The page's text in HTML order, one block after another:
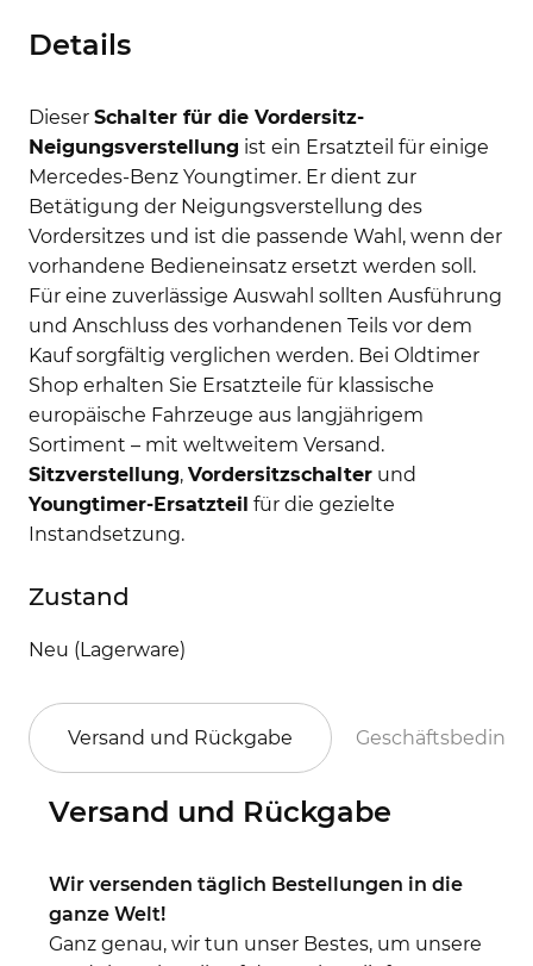
Details
Dieser Schalter für die Vordersitz-
Neigungsverstellung ist ein Ersatzteil für einige
Mercedes-Benz Youngtimer. Er dient zur
Betätigung der Neigungsverstellung des
Vordersitzes und ist die passende Wahl, wenn der
vorhandene Bedieneinsatz ersetzt werden soll.
Für eine zuverlässige Auswahl sollten Ausführung
und Anschluss des vorhandenen Teils vor dem
Kauf sorgfältig verglichen werden. Bei Oldtimer
Shop erhalten Sie Ersatzteile für klassische
europäische Fahrzeuge aus langjährigem
Sortiment – mit weltweitem Versand.
Sitzverstellung, Vordersitzschalter und
Youngtimer-Ersatzteil für die gezielte
Instandsetzung.
Zustand
Neu (Lagerware)
Versand und Rückgabe
Versand und Rückgabe
Wir versenden täglich Bestellungen in die
ganze Welt!
Ganz genau, wir tun unser Bestes, um unsere